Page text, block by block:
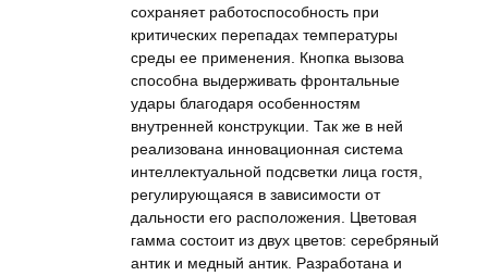
сохраняет работоспособность при
критических перепадах температуры
среды ее применения. Кнопка вызова
способна выдерживать фронтальные
удары благодаря особенностям
внутренней конструкции. Так же в ней
реализована инновационная система
интеллектуальной подсветки лица гостя,
регулирующаяся в зависимости от
дальности его расположения. Цветовая
гамма состоит из двух цветов: серебряный
антик и медный антик. Разработана и